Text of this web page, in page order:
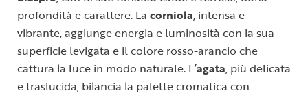
profondità e carattere. La corniola, intensa e
vibrante, aggiunge energia e luminosità con la sua
superficie levigata e il colore rosso-arancio che
cattura la luce in modo naturale. L’agata, più delicata
e traslucida, bilancia la palette cromatica con